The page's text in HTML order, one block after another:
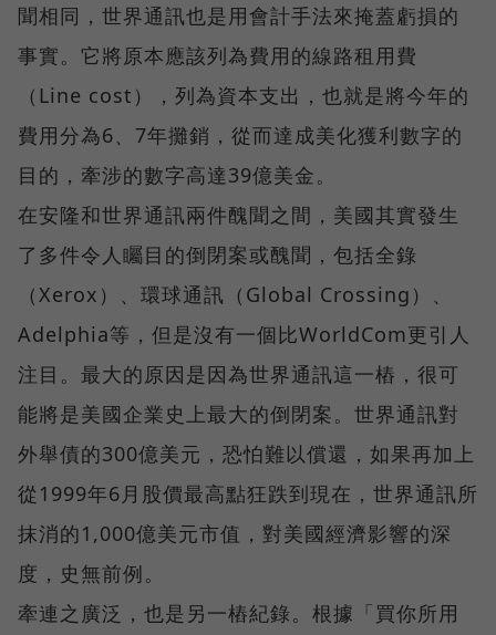
聞相同，世界通訊也是用會計手法來掩蓋虧損的
事實。它將原本應該列為費用的線路租用費
（Line cost），列為資本支出，也就是將今年的
費用分為6、7年攤銷，從而達成美化獲利數字的
目的，牽涉的數字高達39億美金。
在安隆和世界通訊兩件醜聞之間，美國其實發生
了多件令人矚目的倒閉案或醜聞，包括全錄
（Xerox）、環球通訊（Global Crossing）、
Adelphia等，但是沒有一個比WorldCom更引人
注目。最大的原因是因為世界通訊這一樁，很可
能將是美國企業史上最大的倒閉案。世界通訊對
外舉債的300億美元，恐怕難以償還，如果再加上
從1999年6月股價最高點狂跌到現在，世界通訊所
抹消的1,000億美元市值，對美國經濟影響的深
度，史無前例。
牽連之廣泛，也是另一樁紀錄。根據「買你所用